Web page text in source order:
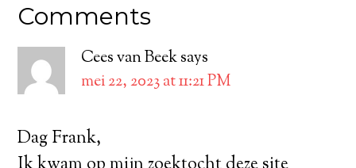
Comments
Cees van Beeksays
mei 22, 2023 at 11:21 PM
Dag Frank,